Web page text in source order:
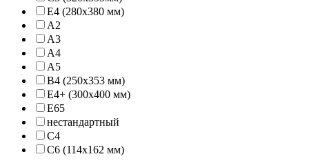
E4 (280х380 мм)
А2
А3
А4
А5
В4 (250х353 мм)
Е4+ (300х400 мм)
Е65
нестандартный
С4
С6 (114х162 мм)